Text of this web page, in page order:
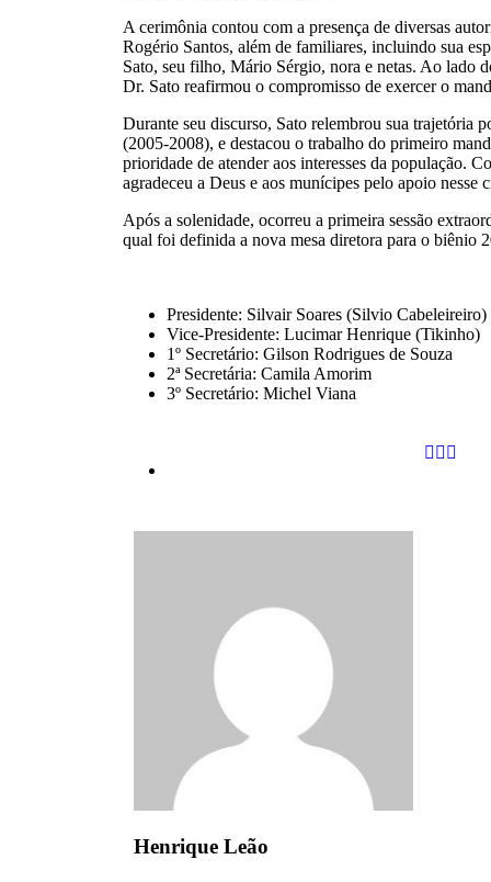
A cerimônia contou com a presença de diversas
Rogério Santos, além de familiares, incluindo sua
Sato, seu filho, Mário Sérgio, nora e netas. Ao lado
Dr. Sato reafirmou o compromisso de exercer o
Durante seu discurso, Sato relembrou sua trajetória
(2005-2008), e destacou o trabalho do primeiro
prioridade de atender aos interesses da população.
agradeceu a Deus e aos munícipes pelo apoio nesse
Após a solenidade, ocorreu a primeira sessão
qual foi definida a nova mesa diretora para o biênio
Presidente: Silvair Soares (Silvio Cabeleireiro)
Vice-Presidente: Lucimar Henrique (Tikinho)
1º Secretário: Gilson Rodrigues de Souza
2ª Secretária: Camila Amorim
3º Secretário: Michel Viana
Henrique Leão